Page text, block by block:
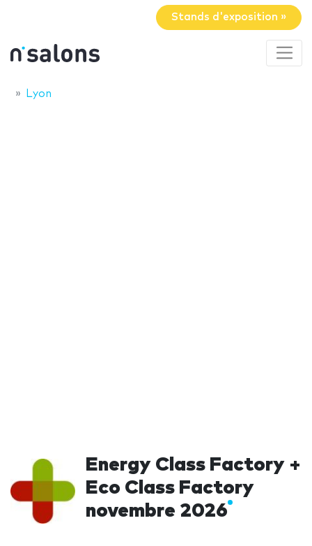
Stands d'exposition »
Lyon
Energy Class Factory +
Eco Class Factory
novembre 2026